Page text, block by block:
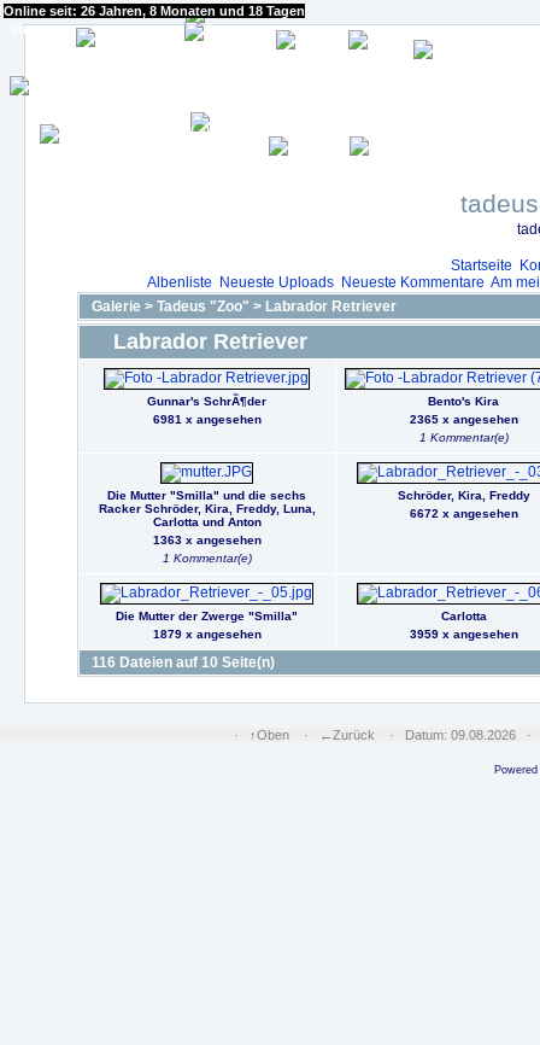
Start
Online seit: 26 Jahren, 8 Monaten und 18 Tagen
Startseite
Albenliste
Neueste Uploads Neueste Kommentare Am
Galerie> Tadeus "Zoo" > Labrador Retriever
Labrador Retriever
Gunnar's SchrÃ¶der
6981 x angesehen
Bento's Kira
2365 x angesehen
1 Kommentar(e)
Die Mutter "Smilla" und die sechs
Racker Schröder, Kira, Freddy, Luna,
Carlotta und Anton
1363 x angesehen
1 Kommentar(e)
Schröder, Kira, Freddy
6672 x angesehen
Die Mutter der Zwerge "Smilla"
1879 x angesehen
Carlotta
3959 x angesehen
116 Dateien auf 10 Seite(n)
· ↑Oben · ←Zurück · Datum: 09.08.2026